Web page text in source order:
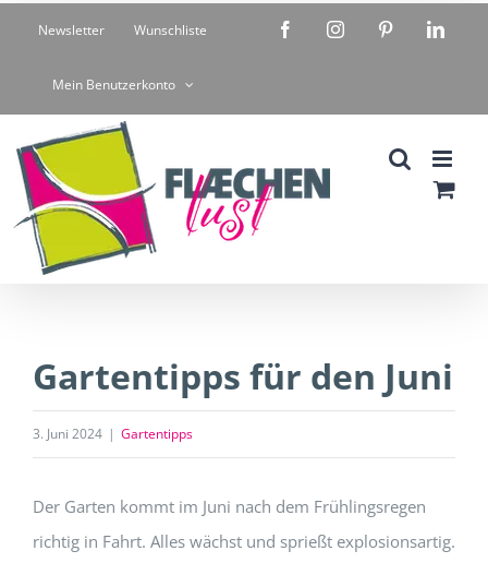
springen
Newsletter Wunschliste
Mein Benutzerkonto
FacebookInstagramPinterest
Gartentipps für den Juni
3. Juni 2024 | Gartentipps
Der Garten kommt im Juni nach dem Frühlingsregen
richtig in Fahrt. Alles wächst und sprießt explosionsartig.